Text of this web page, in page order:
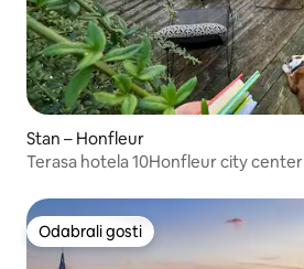
Stan – Honfleur
Terasa hotela 10Honfleur city center
Odabrali gosti
Odabrali gosti